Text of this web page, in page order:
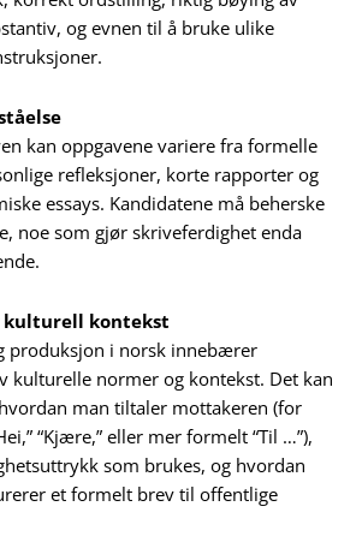
og evnen til å bruke ulike
kan oppgavene variere fra formelle
refleksjoner, korte rapporter og
essays. Kandidatene må beherske
noe som gjør skriveferdighet enda
kulturell kontekst
produksjon i norsk innebærer
kulturelle normer og kontekst. Det kan
man tiltaler mottakeren (for
“Kjære,” eller mer formelt “Til …”),
som brukes, og hvordan
et formelt brev til offentlige